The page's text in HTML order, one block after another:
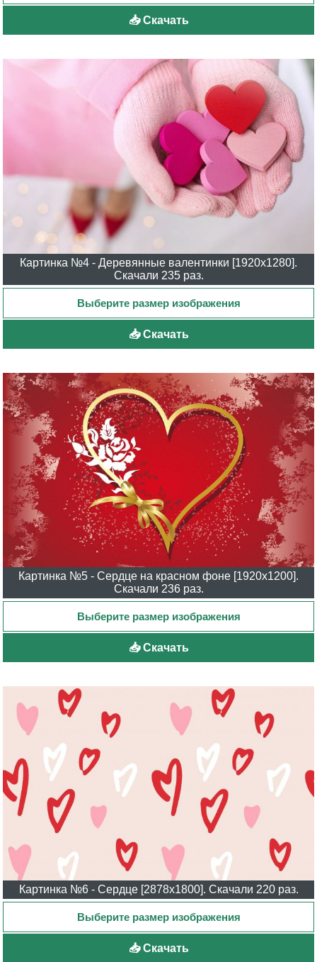
📥 Скачать
Картинка №4 - Деревянные валентинки [1920x1280].
Скачали 235 раз.
📥 Скачать
Картинка №5 - Сердце на красном фоне [1920x1200].
Скачали 236 раз.
📥 Скачать
Картинка №6 - Сердце [2878x1800]. Скачали 220 раз.
📥 Скачать